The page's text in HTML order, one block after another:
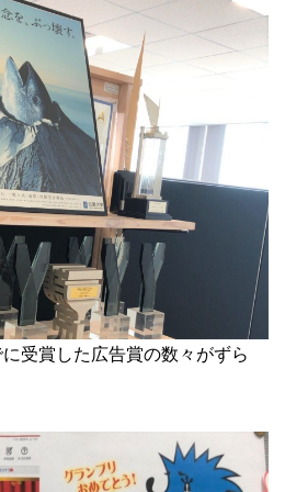
受賞した広告賞の数々がずら